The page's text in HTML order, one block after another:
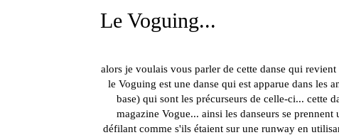
Le Voguing...
alors je voulais vous parler de cette danse qui
le Voguing est une danse qui est apparue dans les
base) qui sont les précurseurs de celle-ci... cette
magazine Vogue... ainsi les danseurs se
défilant comme s'ils étaient sur une runway en